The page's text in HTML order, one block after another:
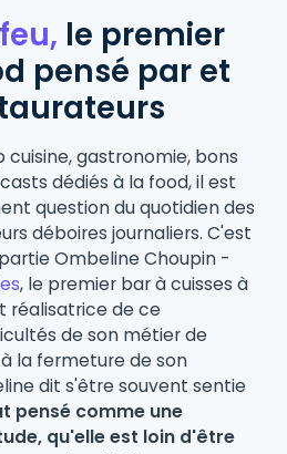
le premier
pensé par et
cuisine, gastronomie, bons
dédiés à la food, il est
question du quotidien des
déboires journaliers. C'est
Ombeline Choupin -
, le premier bar à cuisses à
réalisatrice de ce
de son métier de
la fermeture de son
dit s'être souvent sentie
pensé comme une
qu'elle est loin d'être